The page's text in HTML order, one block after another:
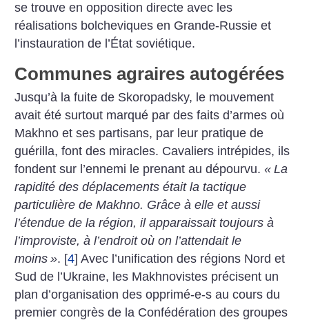
se trouve en opposition directe avec les
réalisations bolcheviques en Grande-Russie et
l’instauration de l’État soviétique.
Communes agraires autogérées
Jusqu’à la fuite de Skoropadsky, le mouvement
avait été surtout marqué par des faits d’armes où
Makhno et ses partisans, par leur pratique de
guérilla, font des miracles. Cavaliers intrépides, ils
fondent sur l’ennemi le prenant au dépourvu.« La
rapidité des déplacements était la tactique
particulière de Makhno. Grâce à elle et aussi
l’étendue de la région, il apparaissait toujours à
l’improviste, à l’endroit où on l’attendait le
moins ». [4] Avec l’unification des régions Nord et
Sud de l’Ukraine, les Makhnovistes précisent un
plan d’organisation des opprimé-e-s au cours du
premier congrès de la Confédération des groupes